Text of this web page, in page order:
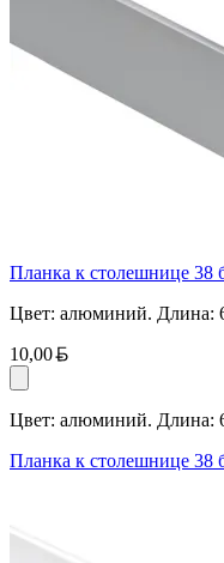
Планка к столешнице 38
Цвет: алюминий. Длина:
10,00
Цвет: алюминий. Длина:
Планка к столешнице 38